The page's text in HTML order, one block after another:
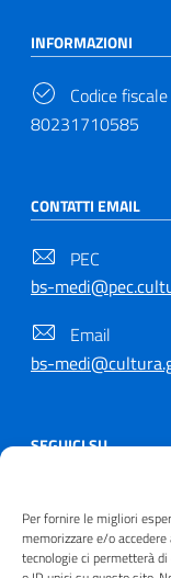
Per fornire le migliori
memorizzare e/o
tecnologie ci permetterà
INFORMAZIONI
Codice
80231710585
CONTATTI EMAIL
PEC
bs-
Email
bs-
SEGUICI SU
Copyright © 2021